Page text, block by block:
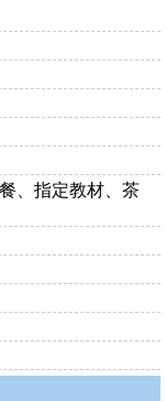
、指定教材、茶